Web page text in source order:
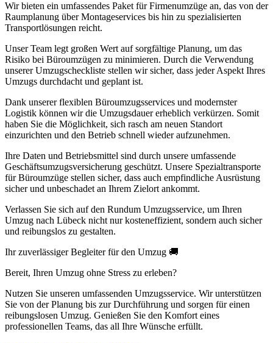
Wir bieten ein umfassendes Paket für Firmenumzüge an, das von der
Raumplanung über Montageservices bis hin zu spezialisierten
Transportlösungen reicht.
Unser Team legt großen Wert auf sorgfältige Planung, um das
Risiko bei Büroumzügen zu minimieren. Durch die Verwendung
unserer Umzugscheckliste stellen wir sicher, dass jeder Aspekt Ihres
Umzugs durchdacht und geplant ist.
Dank unserer flexiblen Büroumzugsservices und modernster
Logistik können wir die Umzugsdauer erheblich verkürzen. Somit
haben Sie die Möglichkeit, sich rasch am neuen Standort
einzurichten und den Betrieb schnell wieder aufzunehmen.
Ihre Daten und Betriebsmittel sind durch unsere umfassende
Geschäftsumzugsversicherung geschützt. Unsere Spezialtransporte
für Büroumzüge stellen sicher, dass auch empfindliche Ausrüstung
sicher und unbeschadet an Ihrem Zielort ankommt.
Verlassen Sie sich auf den Rundum Umzugsservice, um Ihren
Umzug nach Lübeck nicht nur kosteneffizient, sondern auch sicher
und reibungslos zu gestalten.
Ihr zuverlässiger Begleiter für den Umzug 🚚
Bereit, Ihren Umzug ohne Stress zu erleben?
Nutzen Sie unseren umfassenden Umzugsservice. Wir unterstützen
Sie von der Planung bis zur Durchführung und sorgen für einen
reibungslosen Umzug. Genießen Sie den Komfort eines
professionellen Teams, das all Ihre Wünsche erfüllt.